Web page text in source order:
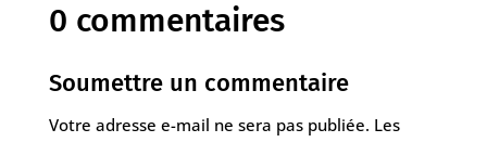
0 commentaires
Soumettre un commentaire
Votre adresse e-mail ne sera pas publiée. Les